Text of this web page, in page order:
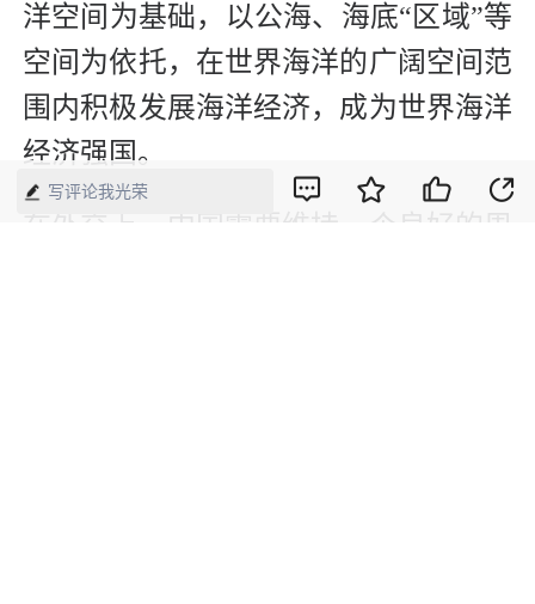
洋空间为基础，以公海、海底“区域”等
空间为依托，在世界海洋的广阔空间范
围内积极发展海洋经济，成为世界海洋
经济强国。
在外交上，中国需要维持一个良好的周
写评论我光荣